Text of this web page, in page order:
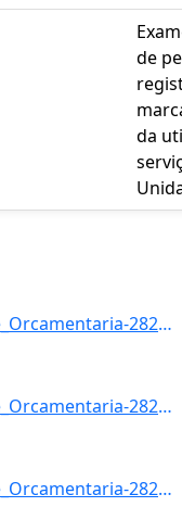
de
da
11252: Ano-2008-Esfera-10-Unidade_Orcamentaria-28203-Funcao-22-SubFuncao-664-Programa-0393-Acao-2027-Locali]
11253: Ano-2008-Esfera-10-Unidade_Orcamentaria-28203-Funcao-22-SubFuncao-664-Programa-0393-Acao-2028-Locali]
11254: Ano-2008-Esfera-10-Unidade_Orcamentaria-28203-Funcao-22-SubFuncao-664-Programa-0393-Acao-2029-Locali]